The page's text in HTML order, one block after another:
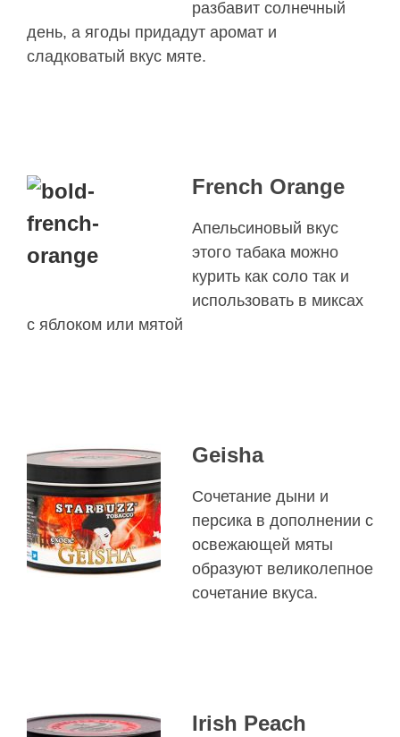
разбавит солнечный
день, а ягоды придадут аромат и
сладковатый вкус мяте.
French Orange
Апельсиновый вкус
этого табака можно
курить как соло так и
использовать в миксах
с яблоком или мятой
Geisha
Сочетание дыни и
персика в дополнении с
освежающей мяты
образуют великолепное
сочетание вкуса.
Irish Peach